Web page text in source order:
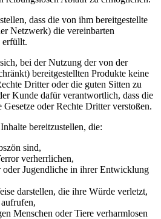
dass die von ihm bereitgestellte
Netzwerk) die vereinbarten
erfüllt.
bei der Nutzung der von der
bereitgestellten Produkte keine
Dritter oder die guten Sitten zu
Kunde dafür verantwortlich, dass die
oder Rechte Dritter verstoßen.
bereitzustellen, die:
sind,
verherrlichen,
oder Jugendliche in ihrer Entwicklung
darstellen, die ihre Würde verletzt,
Menschen oder Tiere verharmlosen